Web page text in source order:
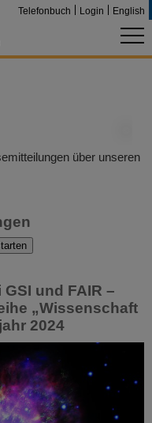
Telefonbuch Login English
über unseren
und FAIR –
„Wissenschaft
2024